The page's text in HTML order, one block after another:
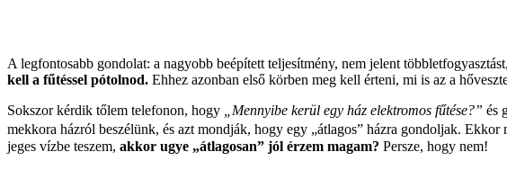
A legfontosabb gondolat: a nagyobb beépített teljesítmény, nem jelent
kell a fűtéssel pótolnod. Ehhez azonban első körben meg kell érteni, mi is az a
Sokszor kérdik tőlem telefonon, hogy
„Mennyibe kerül egy ház elektromos fűtése?” és
mekkora házról beszélünk, és azt mondják, hogy egy „átlagos” házra gondoljak.
jeges vízbe teszem, akkor ugye „átlagosan” jól érzem magam? Persze, hogy nem!